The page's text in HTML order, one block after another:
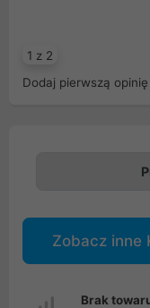
1 z 2
Dodaj pierwszą opinię
Zobacz inne
Brak